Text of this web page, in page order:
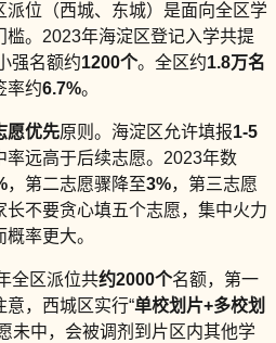
位（西城、东城）是面向全区学
槛。2023年海淀区登记入学共提
强名额约1200个。全区约1.8万名
率约6.7%。
愿优先原则。海淀区允许填报1-5
率远高于后续志愿。2023年数
，第二志愿骤降至3%，第三志愿
不要贪心填五个志愿，集中火力
率更大。
全区派位共约2000个名额，第一
意，西城区实行“单校划片+多校划
未中，会被调剂到片区内其他学